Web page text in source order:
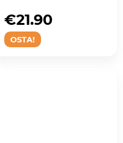
OSTA!
€21.90